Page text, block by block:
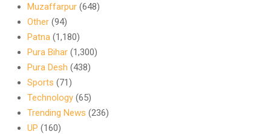
Muzaffarpur (648)
Other (94)
Patna (1,180)
Pura Bihar (1,300)
Pura Desh (438)
Sports (71)
Technology (65)
Trending News (236)
UP (160)